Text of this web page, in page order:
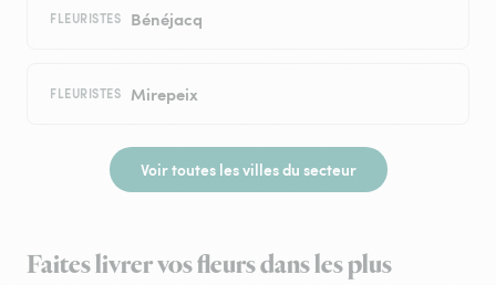
FLEURISTES Bénéjacq
FLEURISTES Mirepeix
Voir toutes les villes du secteur
Faites livrer vos fleurs dans les plus